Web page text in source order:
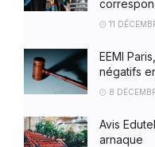
11
EEMI
négatifs
8
Avis
arnaque